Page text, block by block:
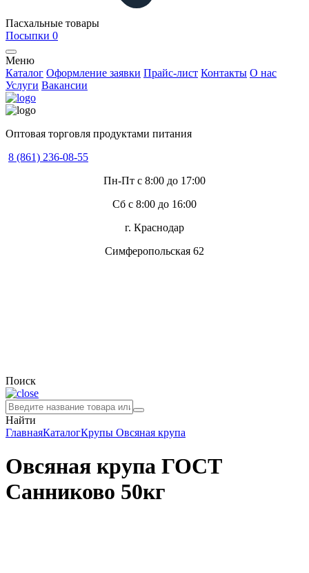
Пасхальные товары
Посыпки 0
Меню
Каталог Оформление заявки Прайс-лист Контакты О нас
Услуги Вакансии
Оптовая торговля продуктами питания
8 (861) 236-08-55
Пн-Пт с 8:00 до 17:00
Сб с 8:00 до 16:00
г. Краснодар
Симферопольская 62
Поиск
Найти
ГлавнаяКаталогКрупы Овсяная крупа
Овсяная крупа ГОСТ
Санниково 50кг